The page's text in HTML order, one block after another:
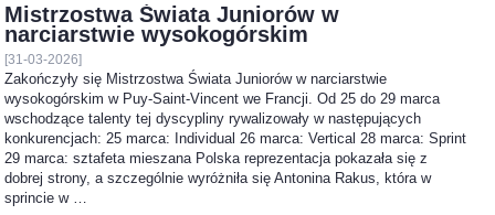
Mistrzostwa Świata Juniorów w
narciarstwie wysokogórskim
[31-03-2026]
Zakończyły się Mistrzostwa Świata Juniorów w narciarstwie
wysokogórskim w Puy-Saint-Vincent we Francji. Od 25 do 29 marca
wschodzące talenty tej dyscypliny rywalizowały w następujących
konkurencjach: 25 marca: Individual 26 marca: Vertical 28 marca: Sprint
29 marca: sztafeta mieszana Polska reprezentacja pokazała się z
dobrej strony, a szczególnie wyróżniła się Antonina Rakus, która w
sprincie w …